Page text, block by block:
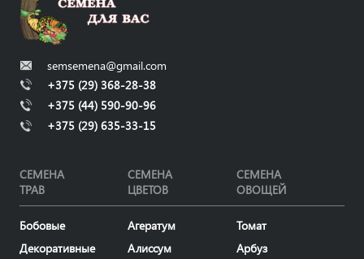
semsemena@gmail.com
+375 (29) 368-28-38
+375 (44) 590-90-96
+375 (29) 635-33-15
СЕМЕНА
ТРАВ
СЕМЕНА
ЦВЕТОВ
СЕМЕНА
ОВОЩЕЙ
Бобовые
Декоративные
Агератум
Алиссум
Томат
Арбуз